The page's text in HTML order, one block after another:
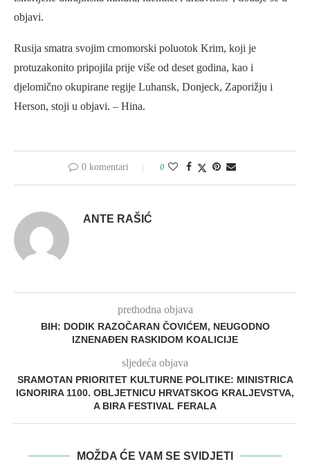
objavi.
Rusija smatra svojim crnomorski poluotok Krim, koji je
protuzakonito pripojila prije više od deset godina, kao i
djelomično okupirane regije Luhansk, Donjeck, Zaporižju i
Herson, stoji u objavi. – Hina.
0 komentari 0
ANTE RAŠIĆ
prethodna objava
BIH: DODIK RAZOČARAN ČOVIĆEM, NEUGODNO
IZNENAĐEN RASKIDOM KOALICIJE
sljedeća objava
SRAMOTAN PRIORITET KULTURNE POLITIKE: MINISTRICA
IGNORIRA 1100. OBLJETNICU HRVATSKOG KRALJEVSTVA,
A BIRA FESTIVAL FERALA
MOŽDA ĆE VAM SE SVIDJETI